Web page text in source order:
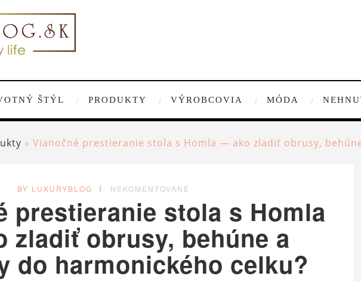
ŠTÝL PRODUKTY VÝROBCOVIA MÓDA
» Vianočné prestieranie stola s Homla — ako zladiť obrusy,
BY LUXURYBLOG NEKOMENTOVANÉ
prestieranie stola s Homla
zladiť obrusy, behúne a
do harmonického celku?